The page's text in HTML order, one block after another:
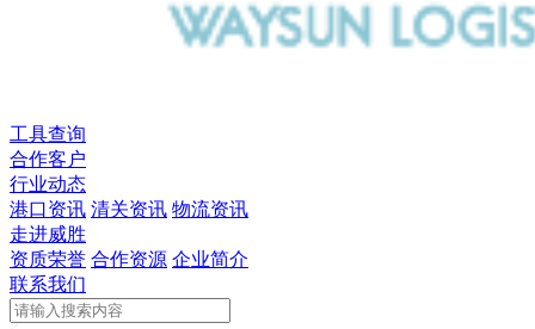
工具查询
合作客户
行业动态
港口资讯 清关资讯 物流资讯
走进威胜
资质荣誉 合作资源 企业简介
联系我们